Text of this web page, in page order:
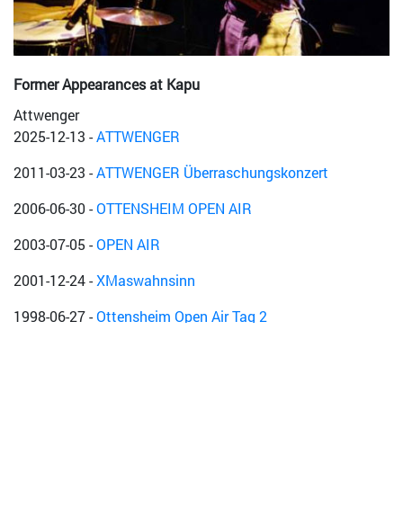
Former Appearances at Kapu
Attwenger
2025-12-13 -ATTWENGER
2011-03-23 -ATTWENGER Überraschungskonzert
2006-06-30-OTTENSHEIM OPEN AIR
2003-07-05-OPEN AIR
2001-12-24-XMaswahnsinn
1998-06-27-Ottensheim Open Air Tag 2